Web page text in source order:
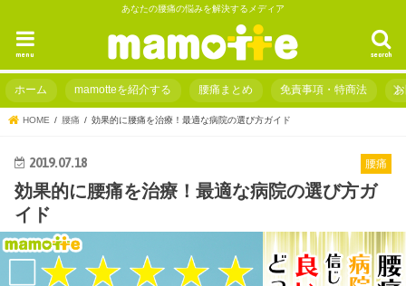
あなたの腰痛の悩みを解決するメディア
search
menu
ホーム mamotteを紹介する 腰痛まとめ 免責事項・特商法
HOME 腰痛 効果的に腰痛を治療！最適な病院の選び方ガイド
腰痛
2019.07.18
効果的に腰痛を治療！最適な病院の選び方ガ
イド